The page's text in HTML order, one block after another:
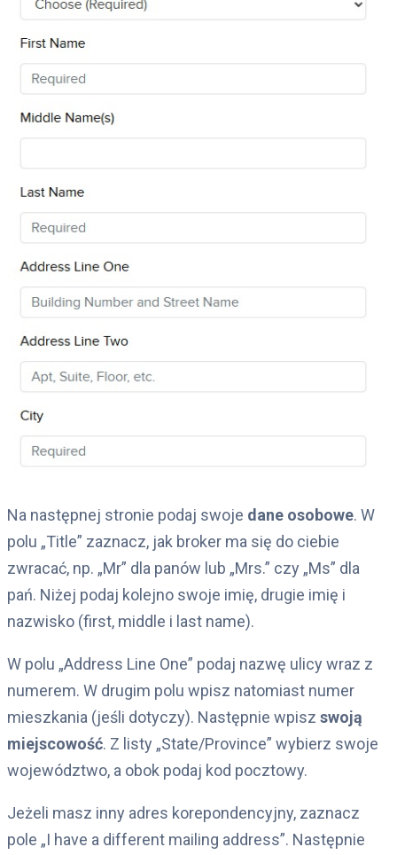
Na następnej stronie podaj swoje dane osobowe. W
polu „Title” zaznacz, jak broker ma się do ciebie
zwracać, np. „Mr” dla panów lub „Mrs.” czy „Ms” dla
pań. Niżej podaj kolejno swoje imię, drugie imię i
nazwisko (first, middle i last name).
W polu „Address Line One” podaj nazwę ulicy wraz z
numerem. W drugim polu wpisz natomiast numer
mieszkania (jeśli dotyczy). Następnie wpisz swoją
miejscowość. Z listy „State/Province” wybierz swoje
województwo, a obok podaj kod pocztowy.
Jeżeli masz inny adres korepondencyjny, zaznacz
pole „I have a different mailing address”. Następnie